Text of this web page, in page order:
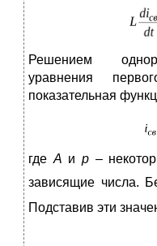
Решением
уравнения
показательная
где А ир –
зависящие числа.
Подставив эти